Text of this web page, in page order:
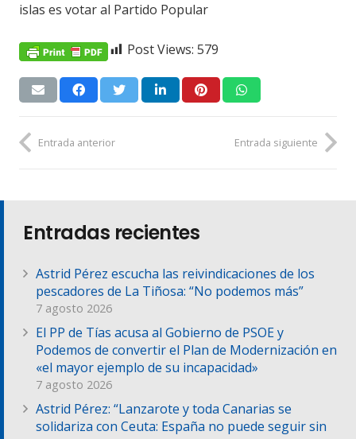
islas es votar al Partido Popular
Post Views: 579
Entrada anterior Entrada siguiente
Entradas recientes
Astrid Pérez escucha las reivindicaciones de los
pescadores de La Tiñosa: “No podemos más”
7 agosto 2026
El PP de Tías acusa al Gobierno de PSOE y
Podemos de convertir el Plan de Modernización en
«el mayor ejemplo de su incapacidad»
7 agosto 2026
Astrid Pérez: “Lanzarote y toda Canarias se
solidariza con Ceuta: España no puede seguir sin